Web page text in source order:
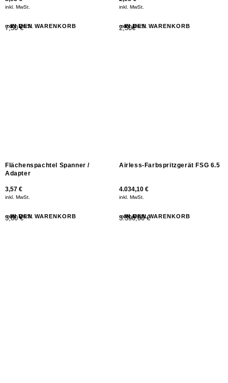
inkl. MwSt.
7,50 €
exkl. MwSt.
IN DEN WARENKORB
inkl. MwSt.
2,50€
exkl. MwSt.
IN DEN WARENKORB
Flächenspachtel Spanner /
Adapter
3,57 €
inkl. MwSt.
3,00 €
exkl. MwSt.
IN DEN WARENKORB
Airless-Farbspritzgerät FSG 6.5
4.034,10 €
inkl. MwSt.
3.390,00 €
exkl. MwSt.
IN DEN WARENKORB